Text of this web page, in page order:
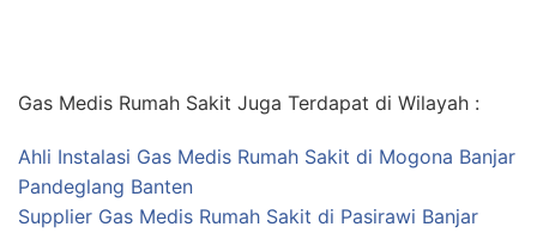
Gas Medis Rumah Sakit Juga Terdapat di Wilayah :
Ahli Instalasi Gas Medis Rumah Sakit di Mogona Banjar
Pandeglang Banten
Supplier Gas Medis Rumah Sakit di Pasirawi Banjar